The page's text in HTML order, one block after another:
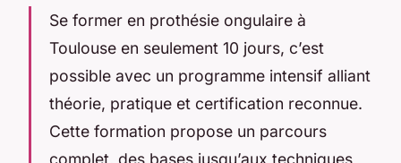
Se former en prothésie ongulaire à
Toulouse en seulement 10 jours, c’est
possible avec un programme intensif alliant
théorie, pratique et certification reconnue.
Cette formation propose un parcours
complet, des bases jusqu’aux techniques